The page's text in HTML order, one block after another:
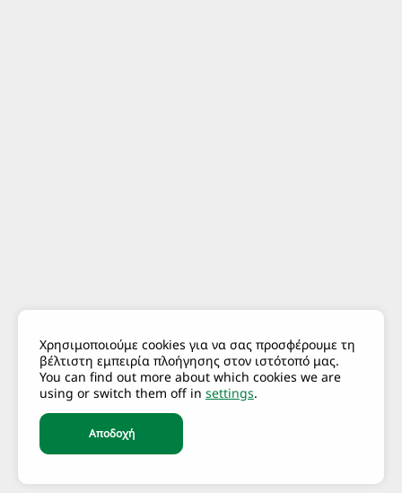
Χρησιμοποιούμε cookies για να σας προσφέρουμε τη
βέλτιστη εμπειρία πλοήγησης στον ιστότοπό μας.
You can find out more about which cookies we are
using or switch them off in settings.
Αποδοχή